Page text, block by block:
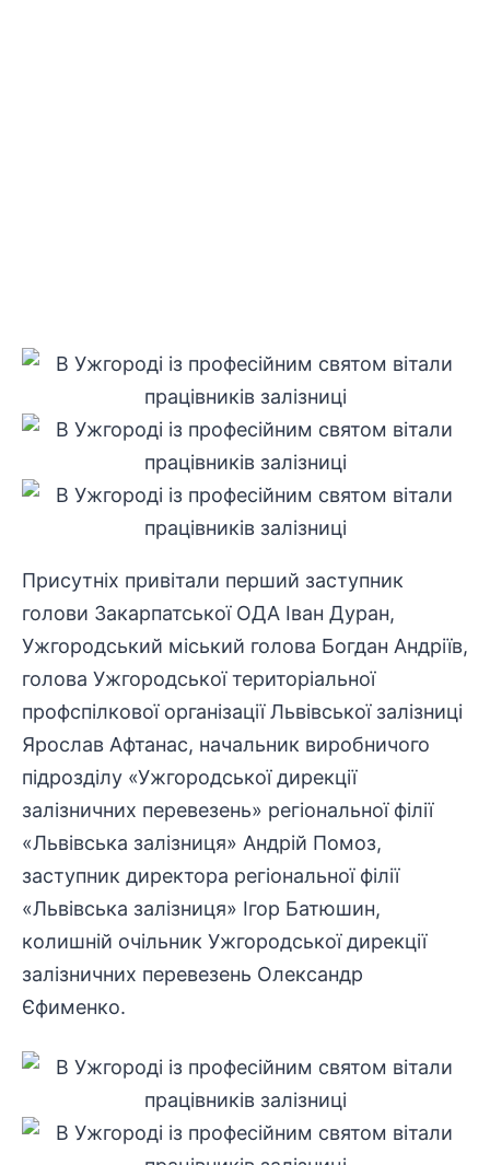
Присутніх привітали перший заступник
голови Закарпатської ОДА Іван Дуран,
Ужгородський міський голова Богдан Андріїв,
голова Ужгородської територіальної
профспілкової організації Львівської залізниці
Ярослав Афтанас, начальник виробничого
підрозділу «Ужгородської дирекції
залізничних перевезень» регіональної філії
«Львівська залізниця» Андрій Помоз,
заступник директора регіональної філії
«Львівська залізниця» Ігор Батюшин,
колишній очільник Ужгородської дирекції
залізничних перевезень Олександр
Єфименко.